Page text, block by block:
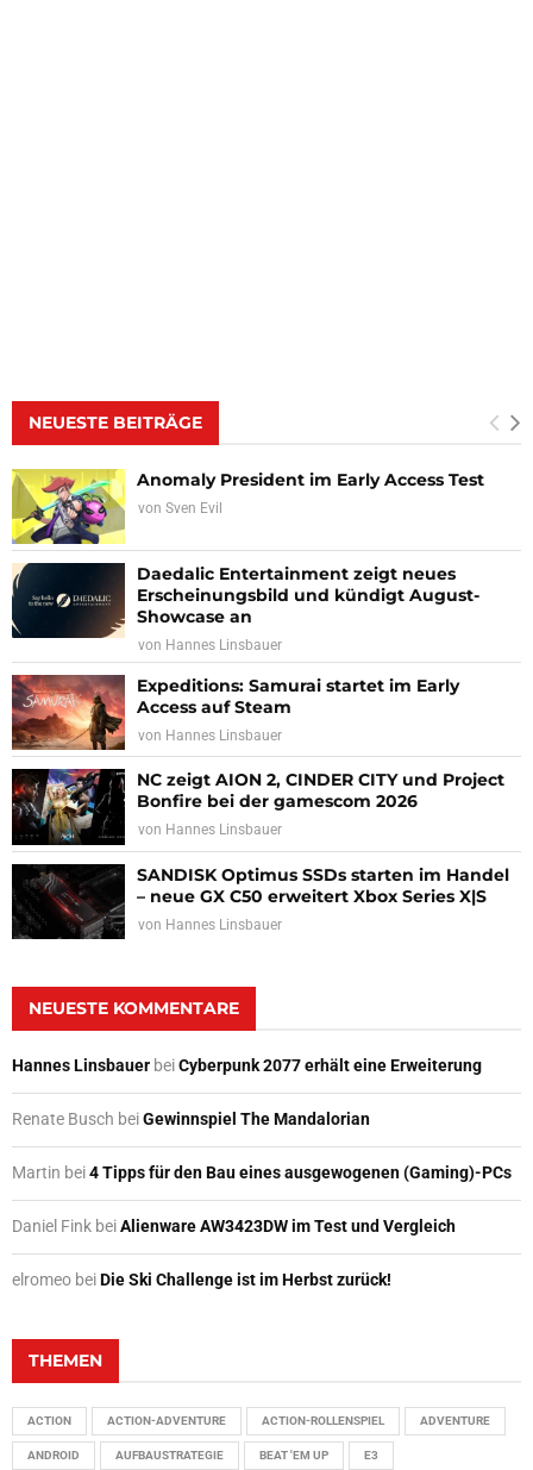
NEUESTE BEITRÄGE
Anomaly President im Early Access Test
von Sven Evil
Daedalic Entertainment zeigt neues
Erscheinungsbild und kündigt August-
Showcase an
von Hannes Linsbauer
Expeditions: Samurai startet im Early
Access auf Steam
von Hannes Linsbauer
NC zeigt AION 2, CINDER CITY und Project
Bonfire bei der gamescom 2026
von Hannes Linsbauer
SANDISK Optimus SSDs starten im Handel
– neue GX C50 erweitert Xbox Series X|S
von Hannes Linsbauer
NEUESTE KOMMENTARE
Hannes Linsbauer beiCyberpunk 2077 erhält eine Erweiterung
Renate Busch beiGewinnspiel The Mandalorian
Martin bei4 Tipps für den Bau eines ausgewogenen (Gaming)-PCs
Daniel Fink beiAlienware AW3423DW im Test und Vergleich
elromeo beiDie Ski Challenge ist im Herbst zurück!
THEMEN
ACTION ACTION-ADVENTURE ACTION-ROLLENSPIEL ADVENTURE
ANDROID AUFBAUSTRATEGIE BEAT 'EM UP E3